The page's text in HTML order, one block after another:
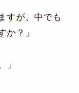
すが、中でも
か？」
」